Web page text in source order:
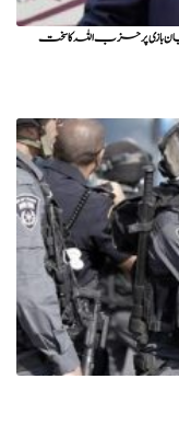
بازی پر حزب اللہ کا سخت